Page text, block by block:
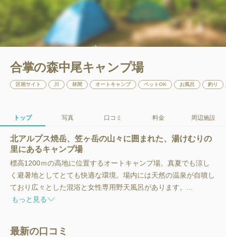
合掌の森中尾キャンプ場
区画サイト 林間 オートキャンプ ペットOK お風呂 釣り
トップ 写真 口コミ 料金 周辺施設
北アルプス焼岳、笠ヶ岳の山々に囲まれた、湯けむりの
里にあるキャンプ場
標高1200ｍの高地に位置するオートキャンプ場。真夏でも涼し
く避暑地としてとても快適な環境。場内には天然の温泉が自噴し
ており広々とした混浴と女性専用野天風呂があります。...
もっと見る
最新の口コミ